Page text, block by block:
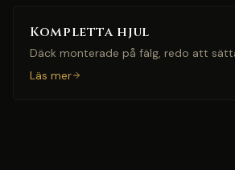
Kompletta hjul
Däck monterade på fälg, redo att
Läs mer